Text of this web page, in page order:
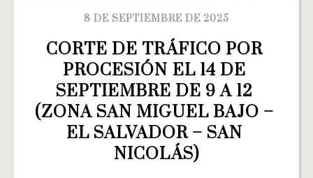
8 DE SEPTIEMBRE DE 2025
CORTE DE TRÁFICO POR
PROCESIÓN EL 14 DE
SEPTIEMBRE DE 9 A 12
(ZONA SAN MIGUEL BAJO –
EL SALVADOR – SAN
NICOLÁS)